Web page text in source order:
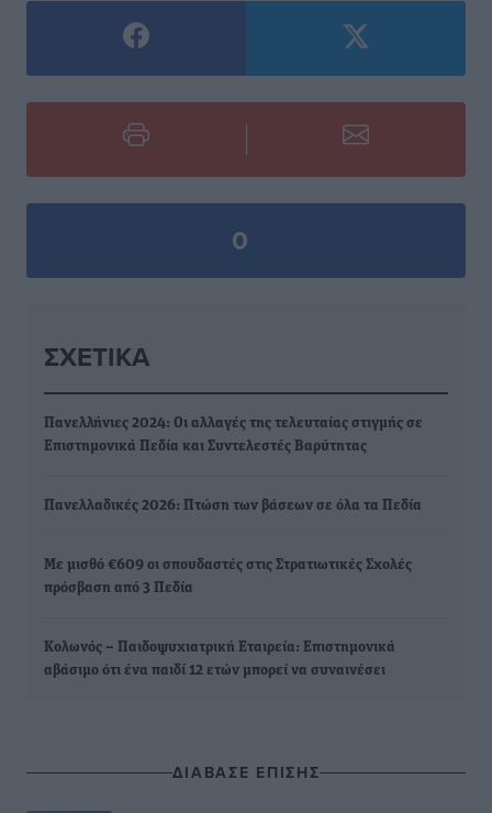
0
ΣΧΕΤΙΚΆ
Πανελλήνιες 2024: Οι αλλαγές της τελευταίας στιγμής σε
Επιστημονικά Πεδία και Συντελεστές Βαρύτητας
Πανελλαδικές 2026: Πτώση των βάσεων σε όλα τα Πεδία
Με μισθό €609 οι σπουδαστές στις Στρατιωτικές Σχολές
πρόσβαση από 3 Πεδία
Κολωνός – Παιδοψυχιατρική Εταιρεία: Επιστημονικά
αβάσιμο ότι ένα παιδί 12 ετών μπορεί να συναινέσει
ΔΙΑΒΑΣΕ ΕΠΙΣΗΣ